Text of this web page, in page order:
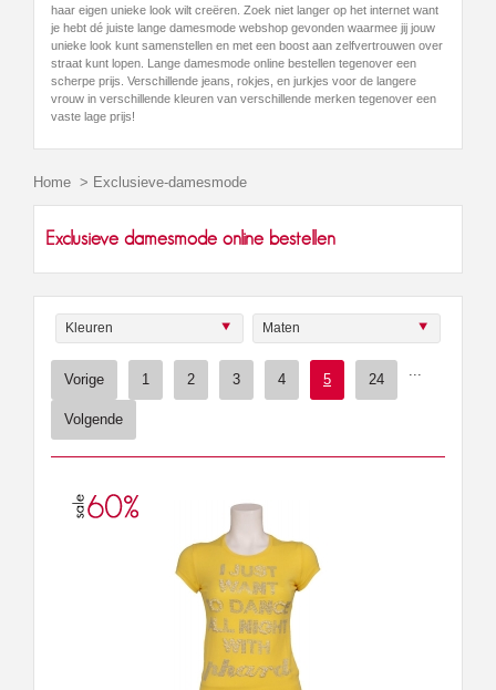
haar eigen unieke look wilt creëren. Zoek niet langer op het internet want
je hebt dé juiste lange damesmode webshop gevonden waarmee jij jouw
unieke look kunt samenstellen en met een boost aan zelfvertrouwen over
straat kunt lopen. Lange damesmode online bestellen tegenover een
scherpe prijs. Verschillende jeans, rokjes, en jurkjes voor de langere
vrouw in verschillende kleuren van verschillende merken tegenover een
vaste lage prijs!
Home > Exclusieve-damesmode
Exclusieve damesmode online bestellen
Kleuren Maten
Vorige 1 2 3 4 5 24
Volgende